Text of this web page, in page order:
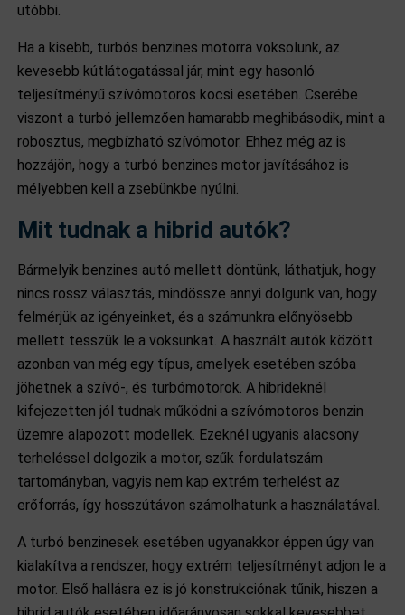
utóbbi.
Ha a kisebb, turbós benzines motorra voksolunk, az
kevesebb kútlátogatással jár, mint egy hasonló
teljesítményű szívómotoros kocsi esetében. Cserébe
viszont a turbó jellemzően hamarabb meghibásodik, mint a
robosztus, megbízható szívómotor. Ehhez még az is
hozzájön, hogy a turbó benzines motor javításához is
mélyebben kell a zsebünkbe nyúlni.
Mit tudnak a hibrid autók?
Bármelyik benzines autó mellett döntünk, láthatjuk, hogy
nincs rossz választás, mindössze annyi dolgunk van, hogy
felmérjük az igényeinket, és a számunkra előnyösebb
mellett tesszük le a voksunkat. A használt autók között
azonban van még egy típus, amelyek esetében szóba
jöhetnek a szívó-, és turbómotorok. A hibrideknél
kifejezetten jól tudnak működni a szívómotoros benzin
üzemre alapozott modellek. Ezeknél ugyanis alacsony
terheléssel dolgozik a motor, szűk fordulatszám
tartományban, vagyis nem kap extrém terhelést az
erőforrás, így hosszútávon számolhatunk a használatával.
A turbó benzinesek esetében ugyanakkor éppen úgy van
kialakítva a rendszer, hogy extrém teljesítményt adjon le a
motor. Első hallásra ez is jó konstrukciónak tűnik, hiszen a